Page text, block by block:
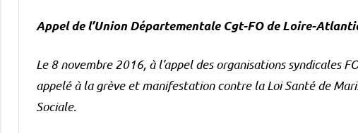
Appel de l’Union Départementale Cgt-FO de Loire-
Le 8 novembre 2016, à l’appel des organisations syndicales
appelé à la grève et manifestation contre la Loi Santé de
Sociale.